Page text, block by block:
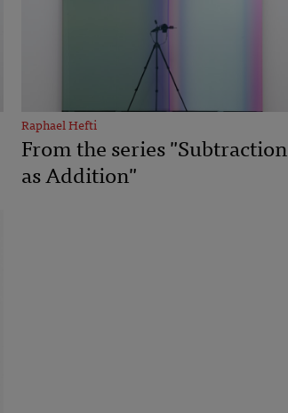
Raphael Hefti
From the series "Subtraction
as Addition"